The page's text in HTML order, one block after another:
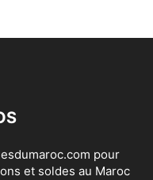
pour
et soldes au Maroc